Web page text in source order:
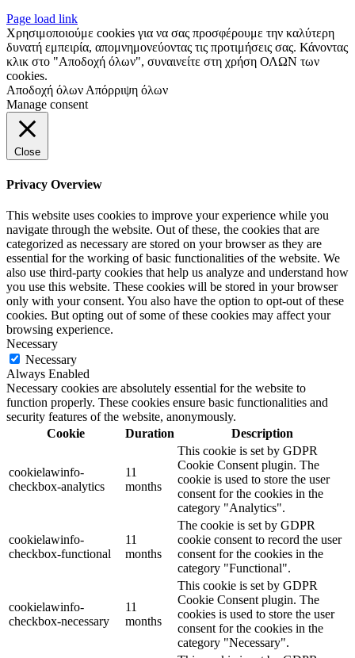
Page load link
Χρησιμοποιούμε cookies για να σας προσφέρουμε την καλύτερη
δυνατή εμπειρία, απομνημονεύοντας τις προτιμήσεις σας. Κάνοντας
κλικ στο "Αποδοχή όλων", συναινείτε στη χρήση ΟΛΩΝ των
cookies.
Αποδοχή όλων Απόρριψη όλων
Manage consent
Close
Privacy Overview
This website uses cookies to improve your experience while you
navigate through the website. Out of these, the cookies that are
categorized as necessary are stored on your browser as they are
essential for the working of basic functionalities of the website. We
also use third-party cookies that help us analyze and understand how
you use this website. These cookies will be stored in your browser
only with your consent. You also have the option to opt-out of these
cookies. But opting out of some of these cookies may affect your
browsing experience.
Necessary
Necessary
Always Enabled
Necessary cookies are absolutely essential for the website to
function properly. These cookies ensure basic functionalities and
security features of the website, anonymously.
Cookie
Duration Description
cookielawinfo-
checkbox-analytics
11
months
This cookie is set by GDPR
Cookie Consent plugin. The
cookie is used to store the user
consent for the cookies in the
category "Analytics".
cookielawinfo-
checkbox-functional
11
months
The cookie is set by GDPR
cookie consent to record the user
consent for the cookies in the
category "Functional".
cookielawinfo-
checkbox-necessary
11
months
This cookie is set by GDPR
Cookie Consent plugin. The
cookies is used to store the user
consent for the cookies in the
category "Necessary".